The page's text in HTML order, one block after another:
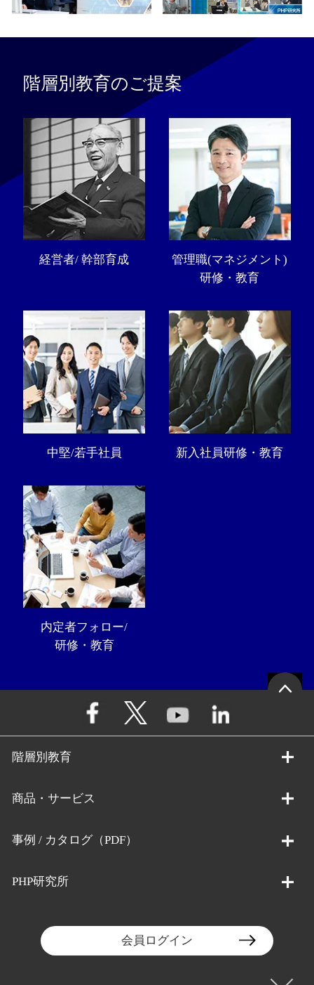
階層別教育のご提案
経営者/ 幹部育成
管理職(マネジメント)
研修・教育
中堅/若手社員 新入社員研修・教育
内定者フォロー/
研修・教育
階層別教育
商品・サービス
事例 / カタログ（PDF）
PHP研究所
会員ログイン